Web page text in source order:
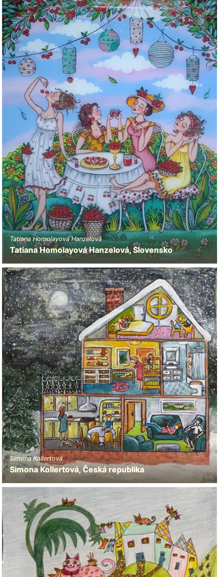
Tatiana Homolayová Hanzelová
Tatiana Homolayová Hanzelová, Slovensko
Simona Kollertová
Simona Kollertová, Česká republika